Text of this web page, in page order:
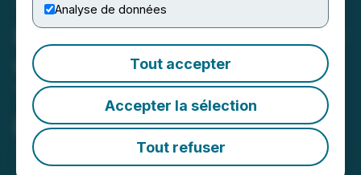
Analyse de données
Tout accepter
Accepter la sélection
Tout refuser
Bullion mobilise son équipe
de terrain sur le projet
Terragold et augmente son
placement privé à 2 M$
June 09, 2026 6:30 AM EDT | Source:
Bullion Gold
Discoveries Corp.